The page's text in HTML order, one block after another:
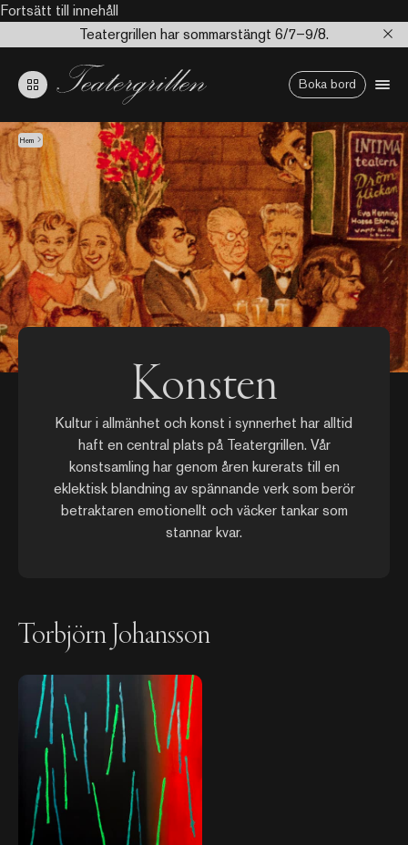
Fortsätt till innehåll
Teatergrillen har sommarstängt 6/7–9/8.
Boka bord
Hem
Konsten
Kultur i allmänhet och konst i synnerhet har alltid
haft en central plats på Teatergrillen. Vår
konstsamling har genom åren kurerats till en
eklektisk blandning av spännande verk som berör
betraktaren emotionellt och väcker tankar som
stannar kvar.
Torbjörn Johansson